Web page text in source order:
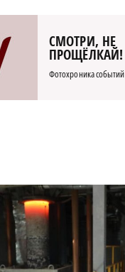
СМОТРИ, НЕ
ПРОЩЁЛКАЙ!
Фотохроника событий